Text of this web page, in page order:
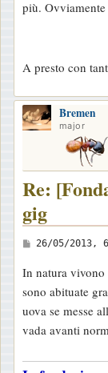
più.
A presto con
Bremen
major
Re:
gig
M
s
s
a
g
26/05/2013,
In natura vivono
sono abituate
uova se messe
vada avanti